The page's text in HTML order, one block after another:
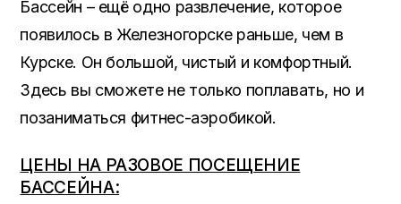
Бассейн – ещё одно развлечение, которое
появилось в Железногорске раньше, чем в
Курске. Он большой, чистый и комфортный.
Здесь вы сможете не только поплавать, но и
позаниматься фитнес-аэробикой.
ЦЕНЫ НА РАЗОВОЕ ПОСЕЩЕНИЕ
БАССЕЙНА: